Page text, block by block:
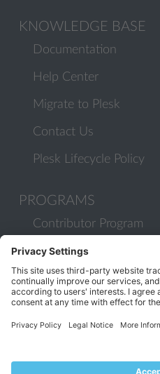
KNOWLEDGE BASE
Documentation
Help Center
Migrate to Plesk
Contact Us
Plesk Lifecycle Policy
PROGRAMS
Contributor Program
Partner Program
COMMUNITY